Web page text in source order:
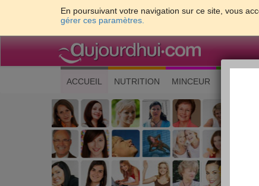
En poursuivant votre navigation sur ce site, vous
gérer ces paramètres.
ACCUEIL (current)
NUTRITION MINCEUR